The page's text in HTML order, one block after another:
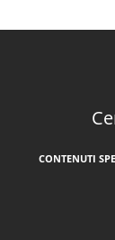
CONTENUTI